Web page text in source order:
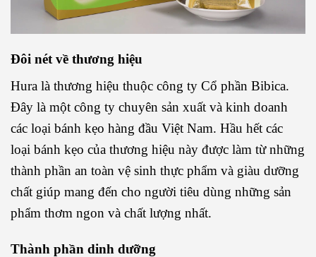
Đôi nét về thương hiệu
Hura là thương hiệu thuộc công ty Cổ phần Bibica.
Đây là một công ty chuyên sản xuất và kinh doanh
các loại bánh kẹo hàng đầu Việt Nam. Hầu hết các
loại bánh kẹo của thương hiệu này được làm từ những
thành phần an toàn vệ sinh thực phẩm và giàu dưỡng
chất giúp mang đến cho người tiêu dùng những sản
phẩm thơm ngon và chất lượng nhất.
Thành phần dinh dưỡng